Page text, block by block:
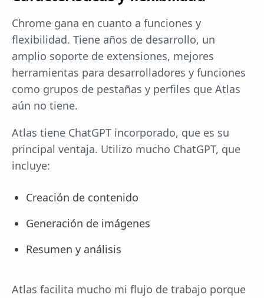
Chrome gana en cuanto a funciones y
flexibilidad. Tiene años de desarrollo, un
amplio soporte de extensiones, mejores
herramientas para desarrolladores y funciones
como grupos de pestañas y perfiles que Atlas
aún no tiene.
Atlas tiene ChatGPT incorporado, que es su
principal ventaja. Utilizo mucho ChatGPT, que
incluye:
Creación de contenido
Generación de imágenes
Resumen y análisis
Atlas facilita mucho mi flujo de trabajo porque